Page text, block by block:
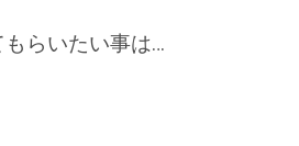
らいたい事は…